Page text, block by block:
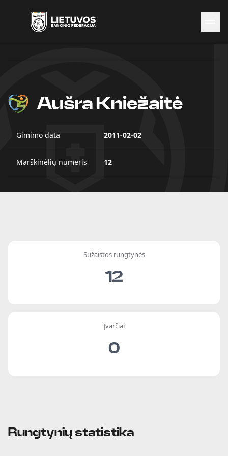
Naujienos
Čempionatai
KontaktaiAušra Kniežaitė
Gimimo data 2011-02-02
Marškinėlių numeris 12
Sužaistos rungtynės
12
Įvarčiai
0
Rungtynių statistika